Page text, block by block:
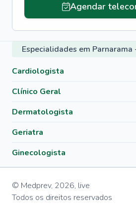
Agendar
Especialidades em Parnarama
Cardiologista
Clínico Geral
Dermatologista
Geriatra
Ginecologista
© Medprev, 2026, live
Todos os direitos reservados